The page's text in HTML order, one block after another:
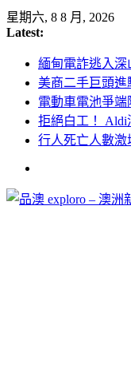
Skip
to
content
星期六, 8 8 月, 2026
Latest:
緬甸電詐逃入
美商二手巨頭進
電動車電池爭
拒絕白工！ Aldi
行人死亡人數